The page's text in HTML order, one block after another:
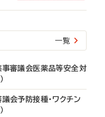
一覧
審議会医薬品等安全対
会予防接種・ワクチン